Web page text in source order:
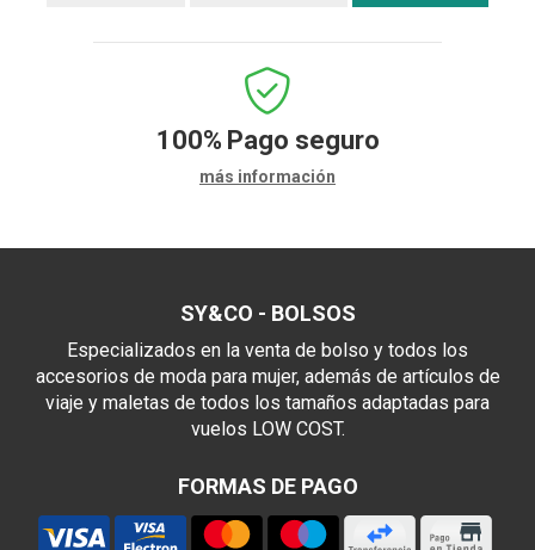
100% Pago seguro
más información
SY&CO - BOLSOS
Especializados en la venta de bolso y todos los
accesorios de moda para mujer, además de artículos de
viaje y maletas de todos los tamaños adaptadas para
vuelos LOW COST.
FORMAS DE PAGO